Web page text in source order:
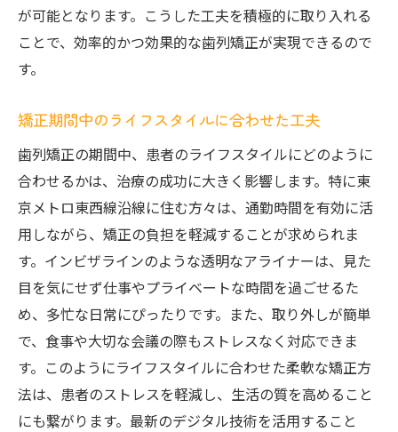
が可能となります。こうした工夫を積極的に取り入れる
ことで、効率的かつ効果的な歯列矯正が実現できるので
す。
矯正期間中のライフスタイルに合わせた工夫
歯列矯正の期間中、患者のライフスタイルにどのように
合わせるかは、治療の成功に大きく影響します。特に東
京メトロ東西線沿線に住む方々は、通勤時間を有効に活
用しながら、矯正の負担を軽減することが求められま
す。インビザラインのような透明なアライナーは、見た
目を気にせず仕事やプライベートな時間を過ごせるた
め、多忙な日常にぴったりです。また、取り外しが簡単
で、食事や大切な会議の際もストレスなく対応できま
す。このようにライフスタイルに合わせた柔軟な矯正方
法は、患者のストレスを軽減し、生活の質を高めること
にも繋がります。最新のデジタル技術を活用すること